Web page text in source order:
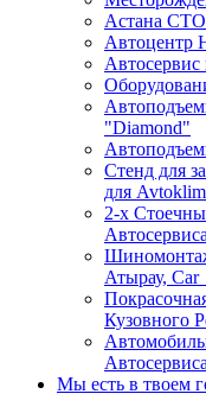
Астана СТО
Автоцентр
"Diamond"
Стенд для
для
2-х
Атырау,
Кузовного
Мы есть в твоем